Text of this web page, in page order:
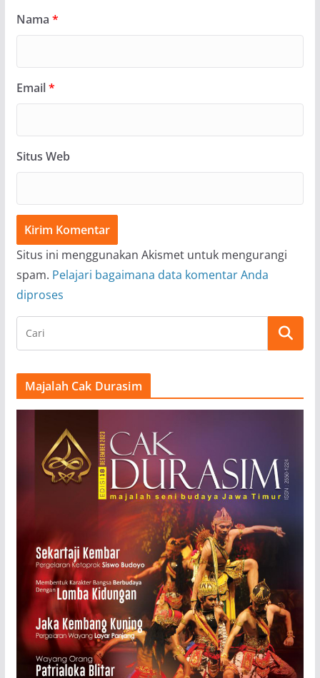
Nama *
Email*
Situs Web
Situs ini menggunakan Akismet untuk mengurangi
spam. Pelajari bagaimana data komentar Anda
diproses
Majalah Cak Durasim